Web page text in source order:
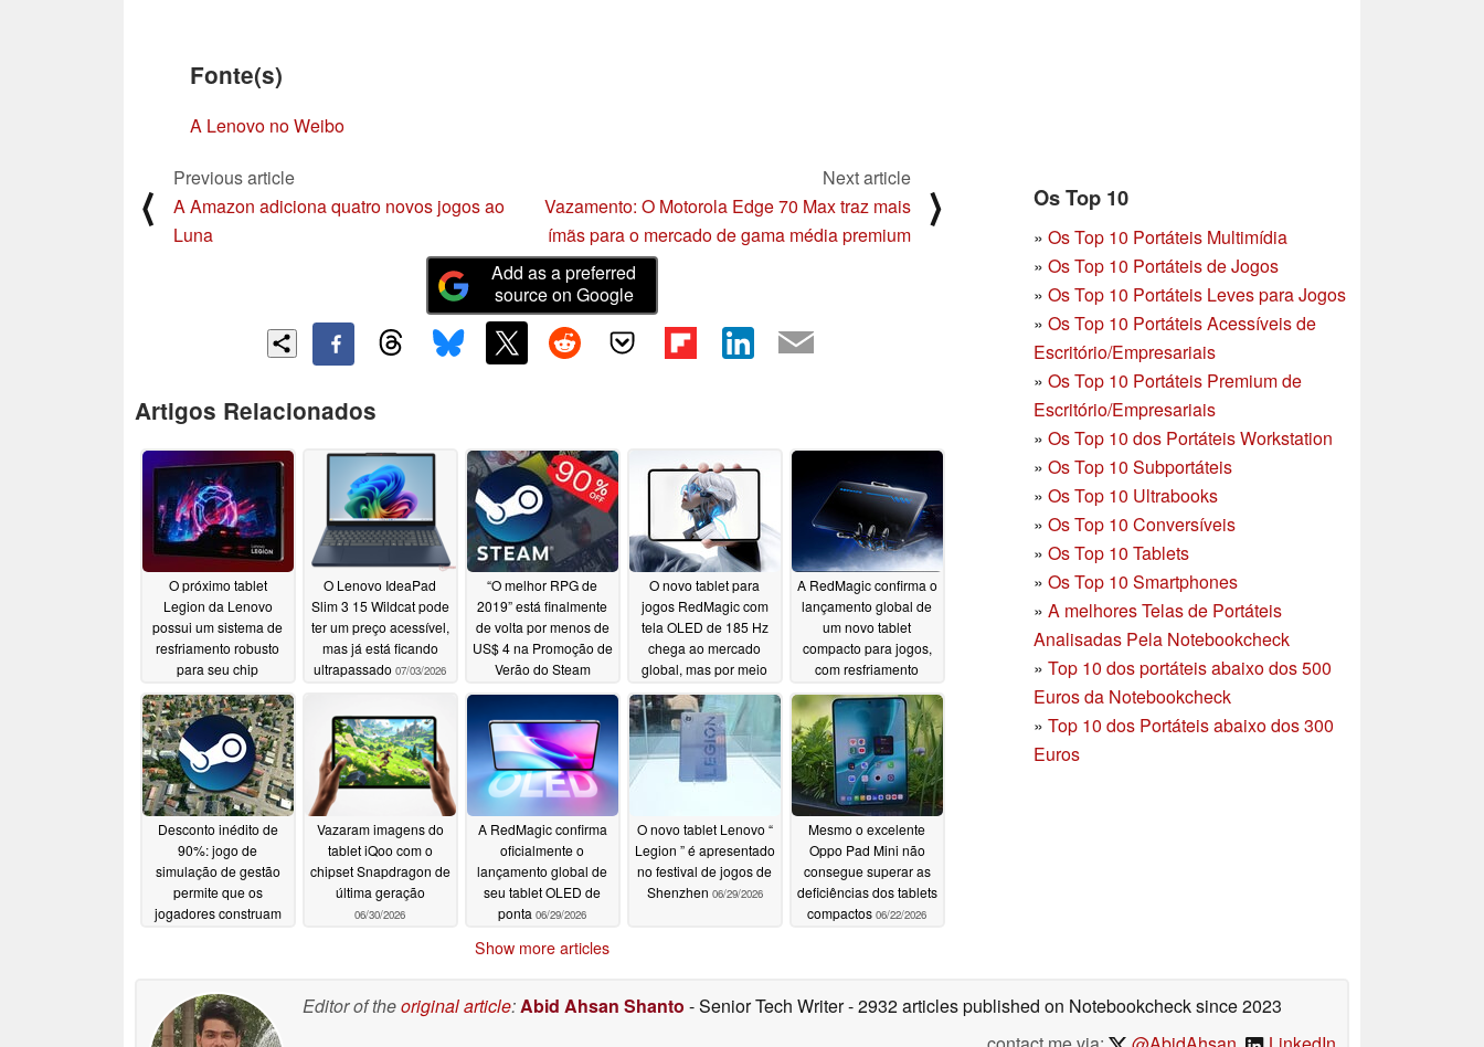
Fonte(s)
A Lenovo no Weibo
Os Top 10
» Os Top 10 Portáteis Multimídia
» Os Top 10 Portáteis de Jogos
» Os Top 10 Portáteis Leves para Jogos
» Os Top 10 Portáteis Acessíveis de
Escritório/Empresariais
» Os Top 10 Portáteis Premium de
Escritório/Empresariais
» Os Top 10 dos Portáteis Workstation
» Os Top 10 Subportáteis
» Os Top 10 Ultrabooks
» Os Top 10 Conversíveis
» Os Top 10 Tablets
» Os Top 10 Smartphones
» A melhores Telas de Portáteis
Analisadas Pela Notebookcheck
» Top 10 dos portáteis abaixo dos 500
Euros da Notebookcheck
» Top 10 dos Portáteis abaixo dos 300
Euros
⟨
Previous article
A Amazon adiciona quatro novos jogos ao
Luna
Next article
Vazamento: O Motorola Edge 70 Max traz mais
ímãs para o mercado de gama média premium
⟩
Add as a preferred
source on Google
Artigos Relacionados
O próximo tablet
Legion da Lenovo
possui um sistema de
resfriamento robusto
para seu chip
Gen 5 com overclock
07/18/2026
O Lenovo IdeaPad
Slim 3 15 Wildcat pode
ter um preço acessível,
mas já está ficando
ultrapassado 07/03/2026
“O melhor RPG de
2019” está finalmente
de volta por menos de
US$ 4 na Promoção de
Verão do Steam
07/01/2026
O novo tablet para
jogos RedMagic com
tela OLED de 185 Hz
chega ao mercado
global, mas por meio
07/01/2026
A RedMagic confirma o
lançamento global de
um novo tablet
compacto para jogos,
com resfriamento
185 Hz
06/30/2026
Desconto inédito de
90%: jogo de
simulação de gestão
permite que os
jogadores construam
Vazaram imagens do
tablet iQoo com o
chipset Snapdragon de
última geração
06/30/2026
A RedMagic confirma
oficialmente o
lançamento global de
seu tablet OLED de
ponta 06/29/2026
O novo tablet Lenovo “
Legion ” é apresentado
no festival de jogos de
Shenzhen 06/29/2026
Mesmo o excelente
Oppo Pad Mini não
consegue superar as
deficiências dos tablets
compactos 06/22/2026
Show more articles
Editor of theoriginal article:Abid Ahsan Shanto - Senior Tech Writer- 2932 articles published on Notebookchecksince 2023